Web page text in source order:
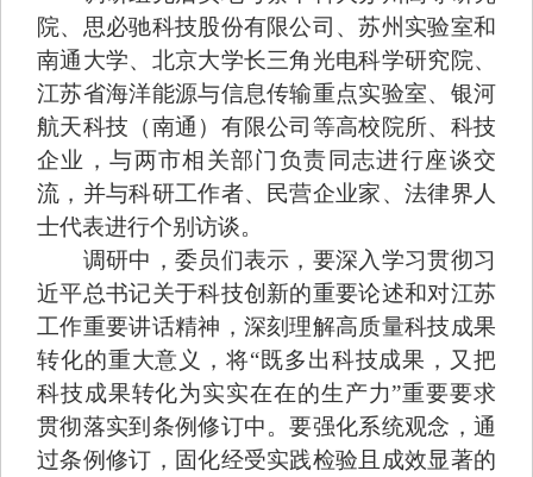
院、思必驰科技股份有限公司、苏州实验室和
南通大学、北京大学长三角光电科学研究院、
江苏省海洋能源与信息传输重点实验室、银河
航天科技（南通）有限公司等高校院所、科技
企业，与两市相关部门负责同志进行座谈交
流，并与科研工作者、民营企业家、法律界人
士代表进行个别访谈。
调研中，委员们表示，要深入学习贯彻习
近平总书记关于科技创新的重要论述和对江苏
工作重要讲话精神，深刻理解高质量科技成果
转化的重大意义，将“既多出科技成果，又把
科技成果转化为实实在在的生产力”重要要求
贯彻落实到条例修订中。要强化系统观念，通
过条例修订，固化经受实践检验且成效显著的